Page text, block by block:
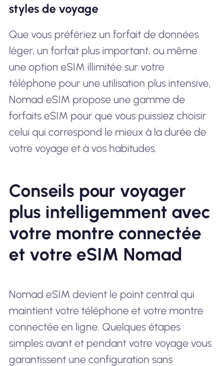
styles de voyage
Que vous préfériez un forfait de données
léger, un forfait plus important, ou même
une option eSIM illimitée sur votre
téléphone pour une utilisation plus intensive,
Nomad eSIM propose une gamme de
forfaits eSIM pour que vous puissiez choisir
celui qui correspond le mieux à la durée de
votre voyage et à vos habitudes.
Conseils pour voyager
plus intelligemment avec
votre montre connectée
et votre eSIM Nomad
Nomad eSIM devient le point central qui
maintient votre téléphone et votre montre
connectée en ligne. Quelques étapes
simples avant et pendant votre voyage vous
garantissent une configuration sans